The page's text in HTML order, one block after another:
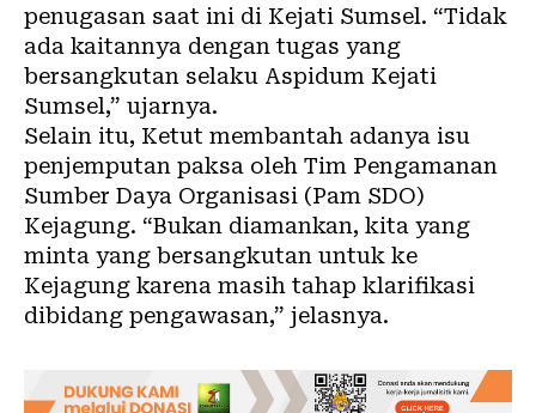
penugasan saat ini di Kejati Sumsel. “Tidak
ada kaitannya dengan tugas yang
bersangkutan selaku Aspidum Kejati
Sumsel,” ujarnya.
Selain itu, Ketut membantah adanya isu
penjemputan paksa oleh Tim Pengamanan
Sumber Daya Organisasi (Pam SDO)
Kejagung. “Bukan diamankan, kita yang
minta yang bersangkutan untuk ke
Kejagung karena masih tahap klarifikasi
dibidang pengawasan,” jelasnya.